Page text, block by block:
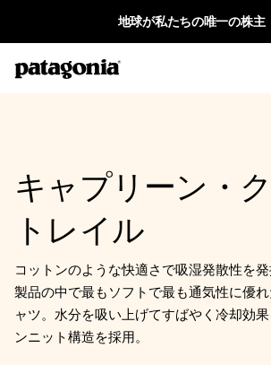
地球が私たちの唯一の株主
キャプリーン・
トレイル
コットンのような快適さで吸湿発散性を
製品の中で最もソフトで最も通気性に優
ャツ。水分を吸い上げてすばやく冷却効
ンニット構造を採用。